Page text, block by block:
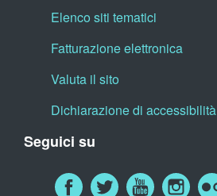
Elenco siti tematici
Fatturazione elettronica
Valuta il sito
Dichiarazione di accessibilità
Seguici su